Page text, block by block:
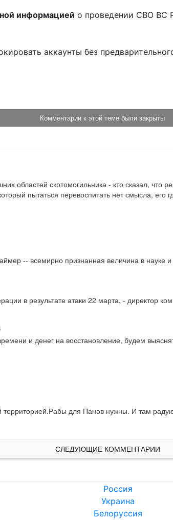
информацией о проведении СВО ВС
аккаунты без
Комментарии к этой теме были закрыты
областей скотомогильника - кто сказал, что
пытаться перевоспитать нет смысла,
-- всемирно признанная величина в науке и
в результате атаки 22 марта, - директор
и денег на восстановление, будем
для Панов нужны. И там
СЛЕДУЮЩИЕ КОММЕНТАРИИ
Россия
Украина
Белоруссия